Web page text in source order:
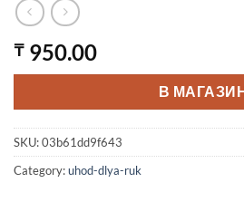
₸ 950.00
В
SKU:03b61dd9f643
Category:uhod-dlya-ruk